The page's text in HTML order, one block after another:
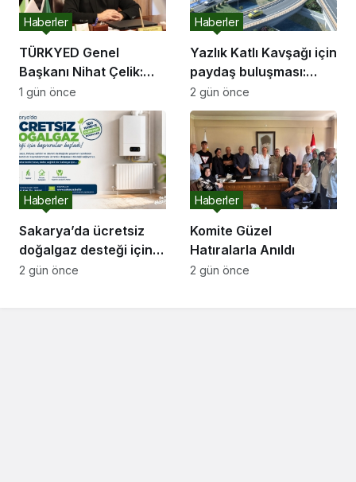
TÜRKYED Genel
Başkanı Nihat Çelik:
“Gençliğine Sahip
Çıkmayan Milletler
Geleceğini İnşa
Edemez”
Haberler
1 gün önce
Yazlık Katlı Kavşağı için
paydaş buluşması:
“İletişim kanallarımız
hep açık olacak”
Haberler
2 gün önce
Sakarya’da ücretsiz
doğalgaz desteği için
başvurular başladı
Haberler
2 gün önce
Komite Güzel
Hatıralarla Anıldı
Haberler
2 gün önce